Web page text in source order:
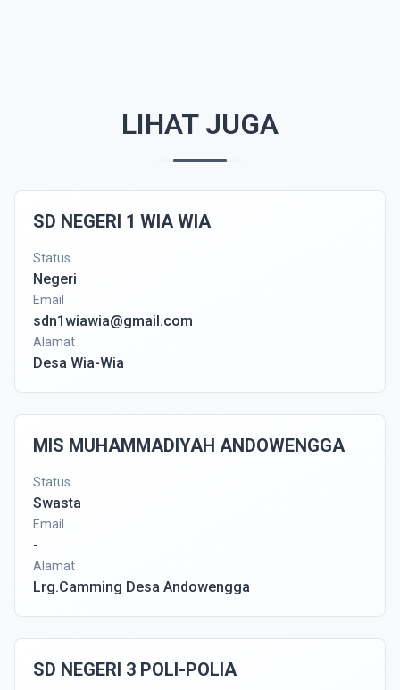
LIHAT JUGA
SD NEGERI 1 WIA WIA
Status
Negeri
Email
sdn1wiawia@gmail.com
Alamat
Desa Wia-Wia
MIS MUHAMMADIYAH ANDOWENGGA
Status
Swasta
Email
-
Alamat
Lrg.Camming Desa Andowengga
SD NEGERI 3 POLI-POLIA